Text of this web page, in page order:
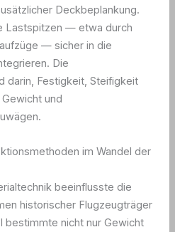
Deckbeplankung.
Lastspitzen — etwa durch
— sicher in die
Die
darin, Festigkeit, Steifigkeit
und
im Wandel der
beeinflusste die
historischer Flugzeugträger
bestimmte nicht nur Gewicht